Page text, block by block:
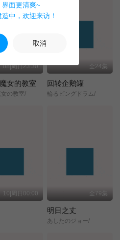
08|周日23:30
女的教室
の教室/
全24集
回转企鹅罐
輪るピングドラム/
10|周日00:00 全79集
明日之丈
あしたのジョー/
面更清爽~
中，欢迎来访！
取消